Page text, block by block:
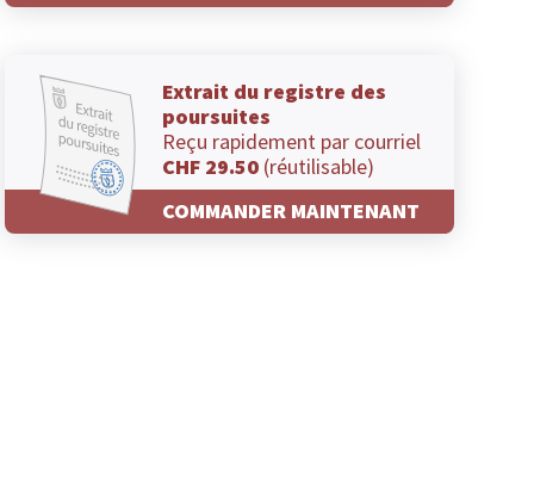
Extrait du registre des
poursuites
Reçu rapidement par courriel
CHF 29.50 (réutilisable)
COMMANDER MAINTENANT